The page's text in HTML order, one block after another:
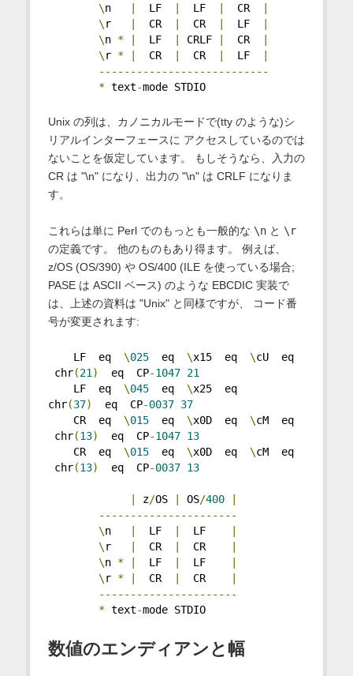
\n LF LF CR
\ r CR CR LF
\n * LF CRLF CR
\ r * CR CR LF
---------------------------
* text-mode STDIO
Unix の列は、カノニカルモードで(tty のような)シ
リアルインターフェースに アクセスしているのでは
ないことを仮定しています。 もしそうなら、入力の
CR は "\n" になり、出力の "\n" は CRLF になりま
す。
これらは単に Perl でのもっとも一般的な \nと \r
の定義です。 他のものもあり得ます。 例えば、
z/OS (OS/390) や OS/400 (ILE を使っている場合;
PASE は ASCII ベース) のような EBCDIC 実装で
は、上述の資料は "Unix" と同様ですが、 コード番
号が変更されます:
LF  eq \025 eq \x15  eq \cU  eq
chr(21 ) eq  CP-1047 21
LF  eq \045 eq \x25  eq
chr(37) eq  CP-0037 37
CR  eq \015 eq \x0D  eq \cM  eq
chr(13) eq  CP-1047 13
CR  eq \015 eq \x0D  eq \cM  eq
chr(13) eq  CP-0037 13
z/OS OS/400
----------------------
\n LF LF
\ r CR CR
\n * LF LF
\ r * CR CR
----------------------
* text-mode STDIO
数値のエンディアンと幅